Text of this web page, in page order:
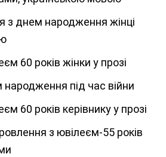
з днем народження жінці
60 років жінки у прозі
під час війни
60 років керівнику у прозі
з ювілеєм-55 років